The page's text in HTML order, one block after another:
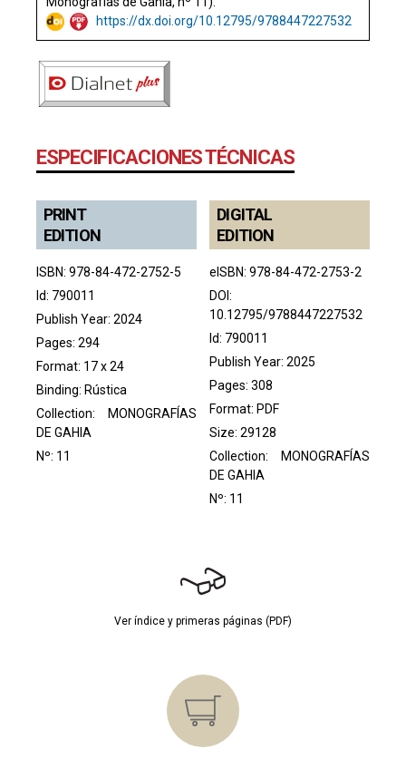
https://dx.doi.org/10.12795/9788447227532
ESPECIFICACIONES TÉCNICAS
PRINT
EDITION
ISBN: 978-84-472-2752-5
Id: 790011
Publish Year: 2024
Pages: 294
Format: 17 x 24
Binding: Rústica
Collection:
MONOGRAFÍAS
DE GAHIA
Nº: 11
DIGITAL
EDITION
eISBN: 978-84-472-2753-2
DOI:
10.12795/9788447227532
Id: 790011
Publish Year: 2025
Pages: 308
Format: PDF
Size: 29128
Collection:
MONOGRAFÍAS
DE GAHIA
Nº: 11
Ver índice y primeras páginas (PDF)